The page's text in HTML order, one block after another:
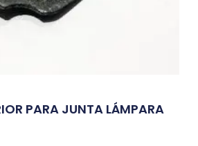
PARA JUNTA LÁMPARA